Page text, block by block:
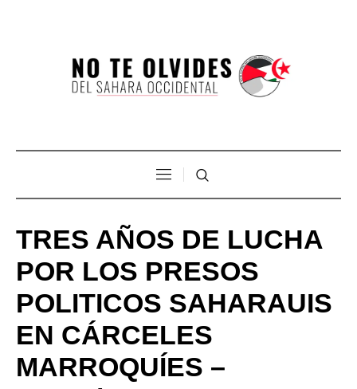
TRES AÑOS DE LUCHA
POR LOS PRESOS
POLITICOS SAHARAUIS
EN CÁRCELES
MARROQUÍES –